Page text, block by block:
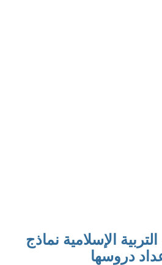
الإسلامية نماذج
دروسها